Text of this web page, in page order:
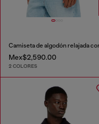
Mex$2,590.00
2 COLORES